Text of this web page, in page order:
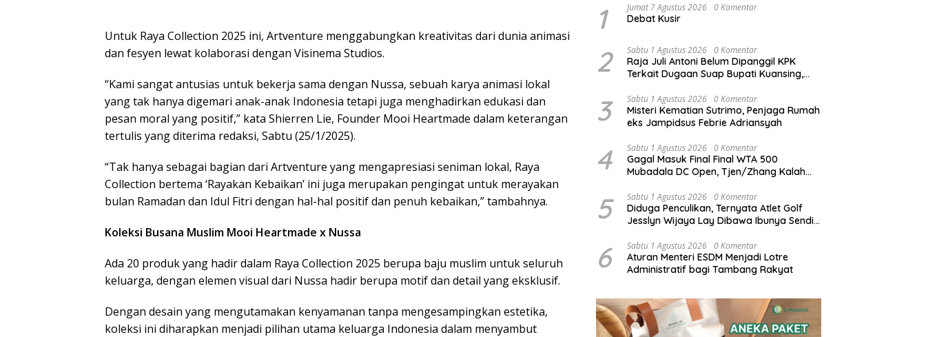
Untuk Raya Collection 2025 ini, Artventure menggabungkan kreativitas dari dunia animasi
dan fesyen lewat kolaborasi dengan Visinema Studios.
“Kami sangat antusias untuk bekerja sama dengan Nussa, sebuah karya animasi lokal
yang tak hanya digemari anak-anak Indonesia tetapi juga menghadirkan edukasi dan
pesan moral yang positif,” kata Shierren Lie, Founder Mooi Heartmade dalam keterangan
tertulis yang diterima redaksi, Sabtu (25/1/2025).
“Tak hanya sebagai bagian dari Artventure yang mengapresiasi seniman lokal, Raya
Collection bertema ‘Rayakan Kebaikan’ ini juga merupakan pengingat untuk merayakan
bulan Ramadan dan Idul Fitri dengan hal-hal positif dan penuh kebaikan,” tambahnya.
Koleksi Busana Muslim Mooi Heartmade x Nussa
Ada 20 produk yang hadir dalam Raya Collection 2025 berupa baju muslim untuk seluruh
keluarga, dengan elemen visual dari Nussa hadir berupa motif dan detail yang eksklusif.
Dengan desain yang mengutamakan kenyamanan tanpa mengesampingkan estetika,
koleksi ini diharapkan menjadi pilihan utama keluarga Indonesia dalam menyambut
1 Jumat 7 Agustus 2026 0 Komentar
Debat Kusir
2 Sabtu 1 Agustus 2026 0 Komentar
Raja Juli Antoni Belum Dipanggil KPK
Terkait Dugaan Suap Bupati Kuansing,
Tidak
3 Sabtu 1 Agustus 2026 0 Komentar
Misteri Kematian Sutrimo, Penjaga Rumah
eks Jampidsus Febrie Adriansyah
4 Sabtu 1 Agustus 2026 0 Komentar
Gagal Masuk Final Final WTA 500
Mubadala DC Open, Tjen/Zhang Kalah
Jumat Malam
5 Sabtu 1 Agustus 2026 0 Komentar
Diduga Penculikan, Ternyata Atlet Golf
Jesslyn Wijaya Lay Dibawa Ibunya Sendiri
6 Sabtu 1 Agustus 2026 0 Komentar
Aturan Menteri ESDM Menjadi Lotre
Administratif bagi Tambang Rakyat